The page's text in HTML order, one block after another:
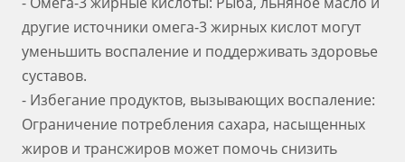
другие источники омега-3 жирных кислот могут
уменьшить воспаление и поддерживать здоровье
суставов.
- Избегание продуктов, вызывающих воспаление:
Ограничение потребления сахара, насыщенных
жиров и трансжиров может помочь снизить